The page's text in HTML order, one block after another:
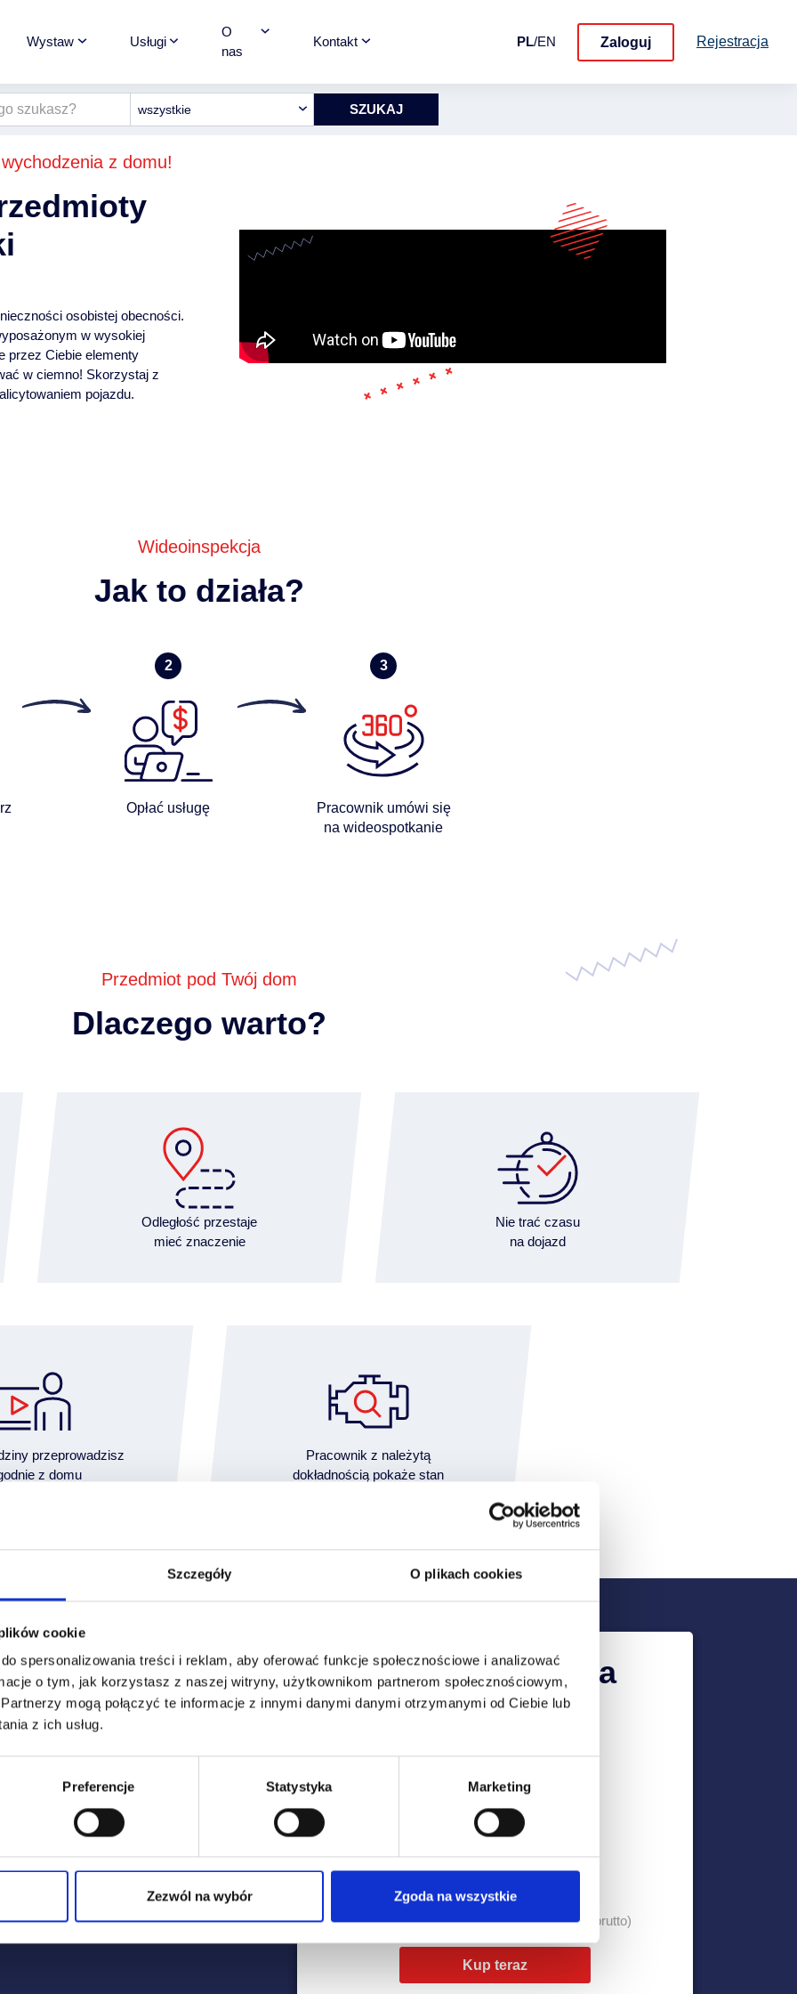
Szczegóły O plikach cookies
cookie
spersonalizowania treści i reklam, aby oferować funkcje społecznościowe i analizować
o tym, jak korzystasz z naszej witryny, użytkownikom partnerom społecznościowym,
Partnerzy mogą połączyć te informacje z innymi danymi danymi otrzymanymi od Ciebie lub
z ich usług.
Preferencje Statystyka Marketing
Zezwól na wybór Zgoda na wszystkie
Wystaw Usługi
O
nas
Kontakt PL/EN Zaloguj Rejestracja
wszystkie
z domu!
osobistej obecności.
w wysokiej
przez Ciebie elementy
w ciemno! Skorzystaj z
pojazdu.
Wideoinspekcja
Jak to działa?
Opłać usługę
Pracownik umówi się
na wideospotkanie
Przedmiot pod Twój dom
Dlaczego warto?
Odległość przestaje
mieć znaczenie
Nie trać czasu
na dojazd
przeprowadzisz
z domu
Pracownik z należytą
dokładnością pokaże stan
jest używanie
Wideoinspekcja
Dogodny termin dla Ciebie
120 zł99 zł (brutto)
Kup teraz